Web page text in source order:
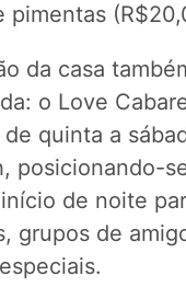
pimentas
da casa
o Love
quinta a
posicionando-
de noite
grupos de